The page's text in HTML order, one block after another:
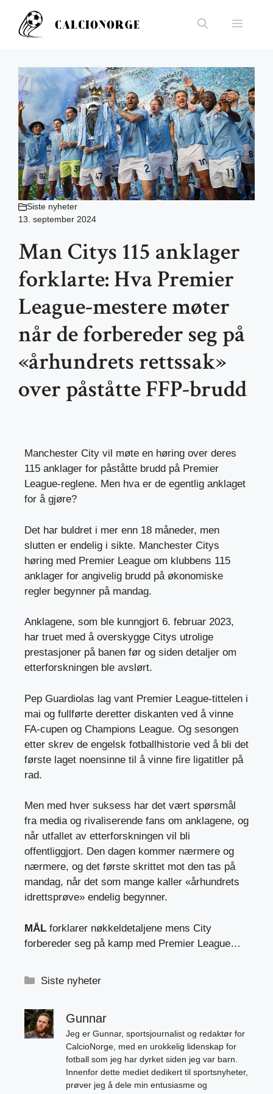
innhold
Meny
Siste nyheter
13. september 2024
Man Citys 115 anklager
forklarte: Hva Premier
League-mestere møter
når de forbereder seg på
«århundrets rettssak»
over påståtte FFP-brudd
Manchester City vil møte en høring over deres
115 anklager for påståtte brudd på Premier
League-reglene. Men hva er de egentlig anklaget
for å gjøre?
Det har buldret i mer enn 18 måneder, men
slutten er endelig i sikte. Manchester Citys
høring med Premier League om klubbens 115
anklager for angivelig brudd på økonomiske
regler begynner på mandag.
Anklagene, som ble kunngjort 6. februar 2023,
har truet med å overskygge Citys utrolige
prestasjoner på banen før og siden detaljer om
etterforskningen ble avslørt.
Pep Guardiolas lag vant Premier League-tittelen i
mai og fullførte deretter diskanten ved å vinne
FA-cupen og Champions League. Og sesongen
etter skrev de engelsk fotballhistorie ved å bli det
første laget noensinne til å vinne fire ligatitler på
rad.
Men med hver suksess har det vært spørsmål
fra media og rivaliserende fans om anklagene, og
når utfallet av etterforskningen vil bli
offentliggjort. Den dagen kommer nærmere og
nærmere, og det første skrittet mot den tas på
mandag, når det som mange kaller «århundrets
idrettsprøve» endelig begynner.
MÅL forklarer nøkkeldetaljene mens City
forbereder seg på kamp med Premier League…
Kategorier
Siste nyheter
Gunnar
Jeg er Gunnar, sportsjournalist og redaktør for
CalcioNorge, med en urokkelig lidenskap for
fotball som jeg har dyrket siden jeg var barn.
Innenfor dette mediet dedikert til sportsnyheter,
prøver jeg å dele min entusiasme og